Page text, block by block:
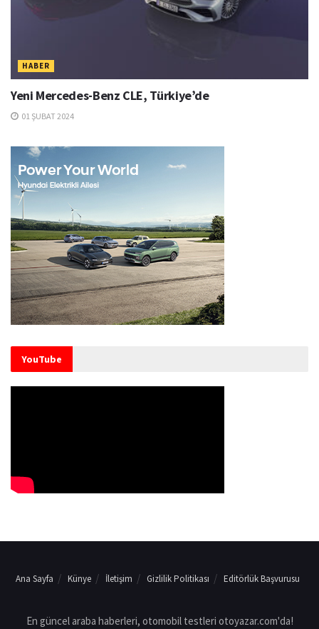
HABER
Yeni Mercedes-Benz CLE, Türkiye’de
01 ŞUBAT 2024
YouTube
Ana Sayfa Künye İletişim Gizlilik Politikası Editörlük Başvurusu
En güncel araba haberleri, otomobil testleri otoyazar.com'da!